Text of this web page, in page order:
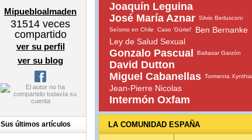
Mipuebloalmaden
31514 veces
compartido
ver su perfil
ver su blog
Sus últimos artículos
Joaquín Leguina
José María Aznar Silvio Berlusconi
Seísmo en Chile
Caso 'Gürtel'
Ben Bernanke
Ley de Salud Sexual
Gonzalo Pascual Baltasar Garzón
David Dutton
Miguel Cabanellas Tormenta Xynthia
Jean-Pierre Nicolas
Intermón Oxfam
LA COMUNIDAD ESPAÑA